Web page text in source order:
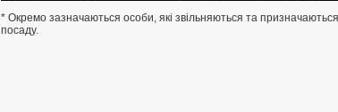
* Окремо зазначаються особи, які звільняються та
посаду.